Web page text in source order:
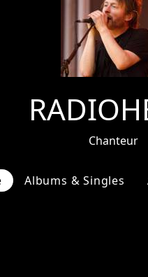
Chanteur
Albums & Singles